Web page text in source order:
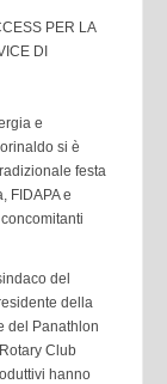
PER LA
DI
e
si è
festa
FIDAPA e
del
della
del Panathlon
Club
hanno